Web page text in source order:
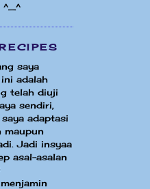
^_^
saya
adalah
telah diuji
sendiri,
adaptasi
maupun
Jadi insyaa
asal-asalan